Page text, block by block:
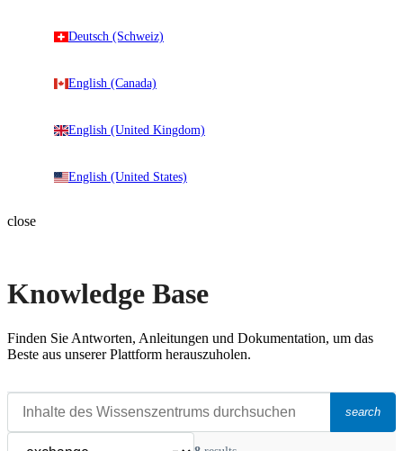
Deutsch (Schweiz)
English (Canada)
English (United Kingdom)
English (United States)
close
Knowledge Base
Finden Sie Antworten, Anleitungen und Dokumentation, um das
Beste aus unserer Plattform herauszuholen.
search